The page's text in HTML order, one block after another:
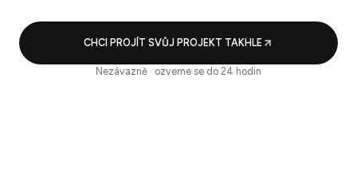
CHCI PROJÍT SVŮJ PROJEKT TAKHLE
Nezávazně · ozveme se do 24 hodin